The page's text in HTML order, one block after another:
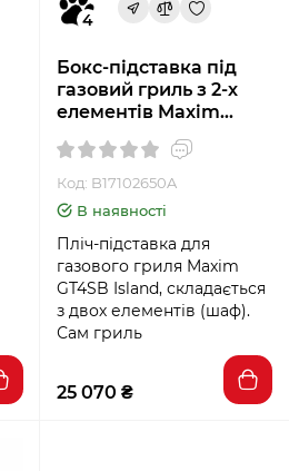
4
Бокс-підставка під
газовий гриль з 2-х
елементів Maxim
GTI4B-V Built in
B17102650A
Код: B17102650A
В наявності
Пліч-підставка для
газового гриля Maxim
GT4SB Island, складається
з двох елементів (шаф).
Сам гриль
25 070 ₴